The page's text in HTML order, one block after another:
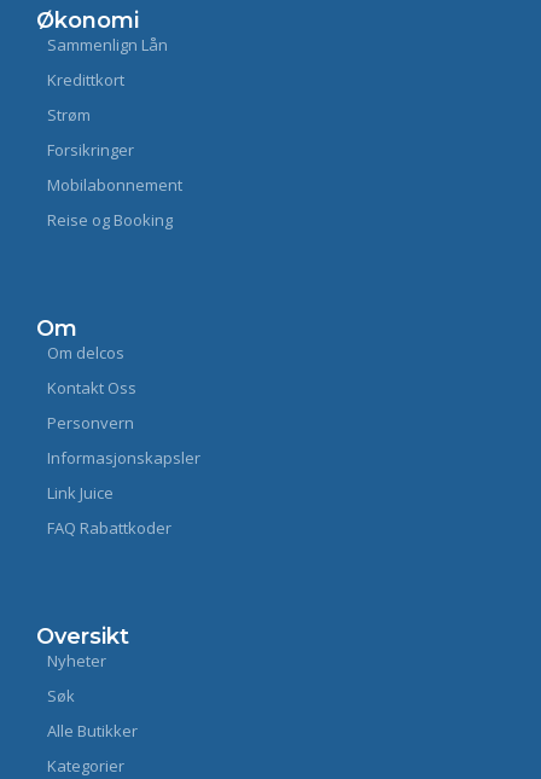
Økonomi
Sammenlign Lån
Kredittkort
Strøm
Forsikringer
Mobilabonnement
Reise og Booking
Om
Om delcos
Kontakt Oss
Personvern
Informasjonskapsler
Link Juice
FAQ Rabattkoder
Oversikt
Nyheter
Søk
Alle Butikker
Kategorier